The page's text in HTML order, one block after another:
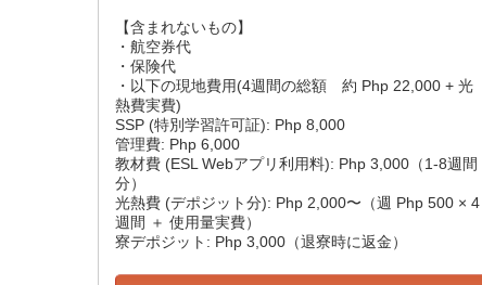
【含まれないもの】
・航空券代
・保険代
・以下の現地費用(4週間の総額 約 Php 22,000 + 光
熱費実費)
SSP (特別学習許可証): Php 8,000
管理費: Php 6,000
教材費 (ESL Webアプリ利用料): Php 3,000（1-8週間
分）
光熱費 (デポジット分): Php 2,000〜（週 Php 500 × 4
週間 ＋ 使用量実費）
寮デポジット: Php 3,000（退寮時に返金）